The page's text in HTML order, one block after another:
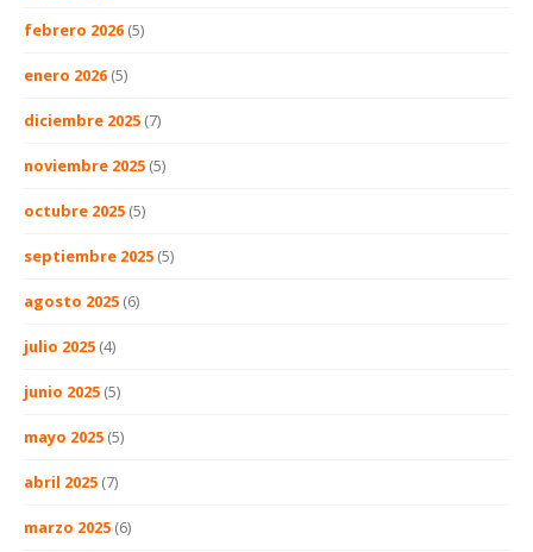
febrero 2026 (5)
enero 2026 (5)
diciembre 2025 (7)
noviembre 2025 (5)
octubre 2025 (5)
septiembre 2025 (5)
agosto 2025 (6)
julio 2025 (4)
junio 2025 (5)
mayo 2025 (5)
abril 2025 (7)
marzo 2025 (6)